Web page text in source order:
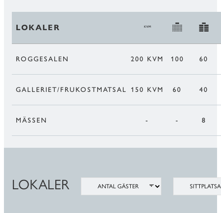
LOKALER
ROGGESALEN 200 KVM 100 60
GALLERIET/FRUKOSTMATSAL 150 KVM 60 40
MÄSSEN - - 8
LOKALER